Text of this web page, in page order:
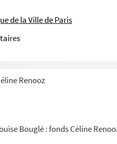
de la Ville de Paris
Renooz
Bouglé : fonds Céline